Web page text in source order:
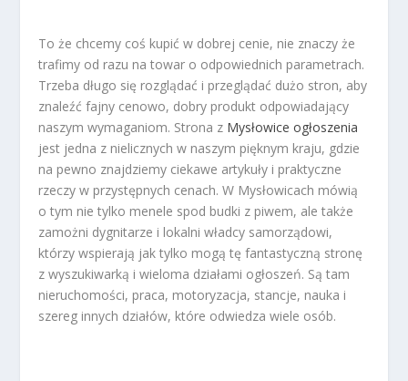
To że chcemy coś kupić w dobrej cenie, nie znaczy że
trafimy od razu na towar o odpowiednich parametrach.
Trzeba długo się rozglądać i przeglądać dużo stron, aby
znaleźć fajny cenowo, dobry produkt odpowiadający
naszym wymaganiom. Strona z Mysłowice ogłoszenia
jest jedna z nielicznych w naszym pięknym kraju, gdzie
na pewno znajdziemy ciekawe artykuły i praktyczne
rzeczy w przystępnych cenach. W Mysłowicach mówią
o tym nie tylko menele spod budki z piwem, ale także
zamożni dygnitarze i lokalni władcy samorządowi,
którzy wspierają jak tylko mogą tę fantastyczną stronę
z wyszukiwarką i wieloma działami ogłoszeń. Są tam
nieruchomości, praca, motoryzacja, stancje, nauka i
szereg innych działów, które odwiedza wiele osób.